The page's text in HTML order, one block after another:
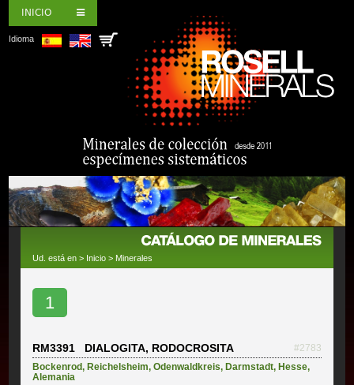
INICIO
Idioma
Ud. está en > Inicio > Minerales
1
RM3391 DIALOGITA, RODOCROSITA
#2783
Bockenrod,Reichelsheim,Odenwaldkreis,Darmstadt,Hesse,
Alemania